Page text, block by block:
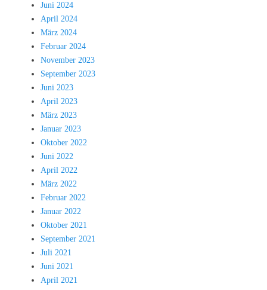
Juni 2024
April 2024
März 2024
Februar 2024
November 2023
September 2023
Juni 2023
April 2023
März 2023
Januar 2023
Oktober 2022
Juni 2022
April 2022
März 2022
Februar 2022
Januar 2022
Oktober 2021
September 2021
Juli 2021
Juni 2021
April 2021